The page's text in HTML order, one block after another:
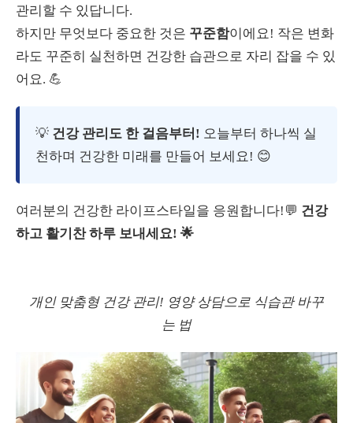
관리할 수 있답니다.
하지만 무엇보다 중요한 것은 꾸준함이에요! 작은 변화
라도 꾸준히 실천하면 건강한 습관으로 자리 잡을 수 있
어요. 💪
💡 건강 관리도 한 걸음부터! 오늘부터 하나씩 실
천하며 건강한 미래를 만들어 보세요! 😊
여러분의 건강한 라이프스타일을 응원합니다!💬 건강
하고 활기찬 하루 보내세요! 🌟
개인 맞춤형 건강 관리! 영양 상담으로 식습관 바꾸
는 법